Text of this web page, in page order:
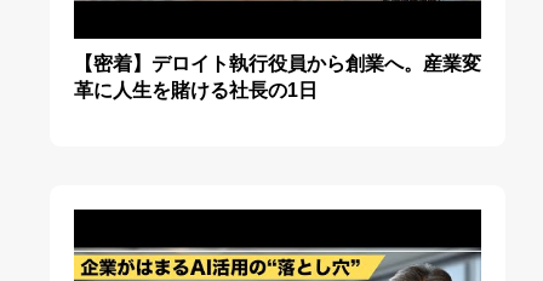
【密着】デロイト執行役員から創業へ。産業変
革に人生を賭ける社長の1日